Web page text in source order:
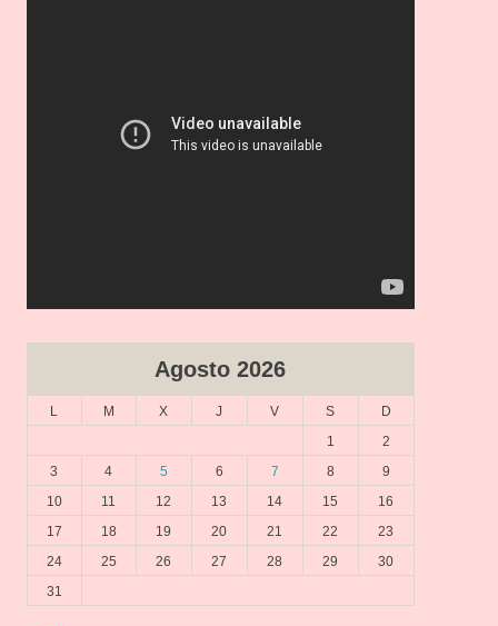
Agosto 2026
L M X J V S
D
1
2
3
4 5 6 7 8
9
10
11 12 13 14 15
16
17
18 19 20 21 22
23
24
25 26 27 28 29
30
31